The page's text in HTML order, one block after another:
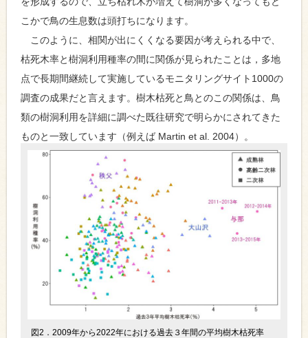
こかで鳥の生息数は頭打ちになります。
このように、相関が出にくくなる要因が考えられる中で、
枯死木率と樹洞利用種率の間に関係が見られたことは，多地
点で長期間継続して実施しているモニタリングサイト1000の
調査の成果だと言えます。樹木枯死と鳥とのこの関係は、鳥
類の樹洞利用を詳細に調べた既往研究で明らかにされてきた
ものと一致しています（例えば Martin et al. 2004）。
図2．2009年から2022年における過去３年間の平均樹木枯死率